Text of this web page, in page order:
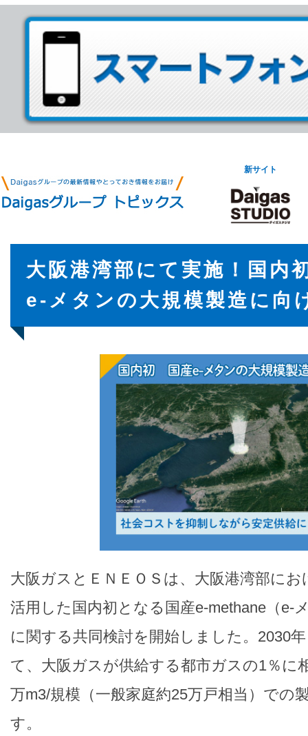
新サイト
大阪港湾部にて実施！国内
e-メタンの大規模製造に向
大阪ガスとＥＮＥＯＳは、大阪港湾部に
活用した国内初となる国産e-methane（e-
に関する共同検討を開始しました。2030
て、大阪ガスが供給する都市ガスの1％に
万m3/規模（一般家庭約25万戸相当）での
す。